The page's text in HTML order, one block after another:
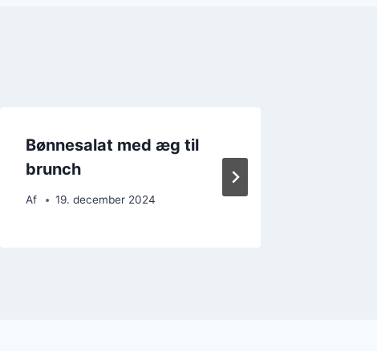
Bønnesalat med æg til
brunch
Af 19. december 2024